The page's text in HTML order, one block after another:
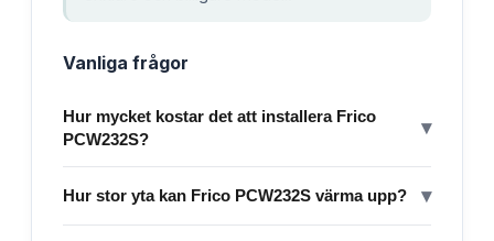
Vanliga frågor
Hur mycket kostar det att installera Frico
PCW232S?
▾
Hur stor yta kan Frico PCW232S värma upp? ▾